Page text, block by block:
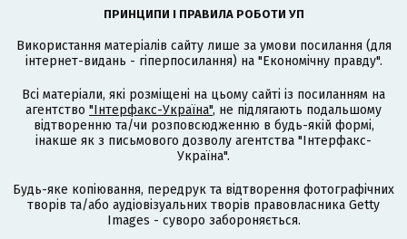
ПРИНЦИПИ І ПРАВИЛА РОБОТИ УП
Використання матеріалів сайту лише за умови посилання (для
інтернет-видань - гіперпосилання) на "Економічну правду".
Всі матеріали, які розміщені на цьому сайті із посиланням на
агентство "Інтерфакс-Україна", не підлягають подальшому
відтворенню та/чи розповсюдженню в будь-якій формі,
інакше як з письмового дозволу агентства "Інтерфакс-
Україна".
Будь-яке копіювання, передрук та відтворення фотографічних
творів та/або аудіовізуальних творів правовласника Getty
Images - суворо забороняється.